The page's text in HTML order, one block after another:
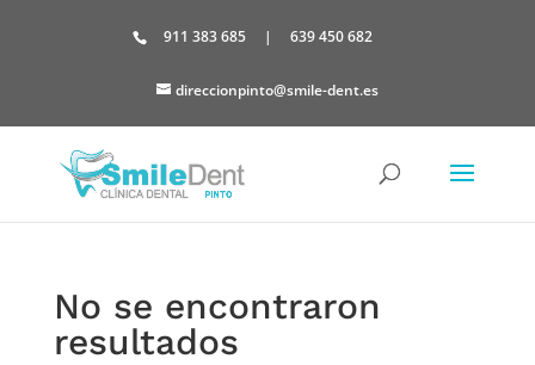
911 383 685 | 639 450 682
direccionpinto@smile-dent.es
No se encontraron
resultados